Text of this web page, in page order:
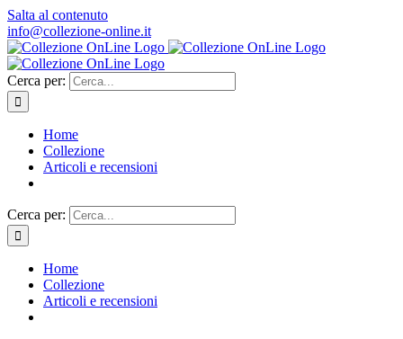
Salta al contenuto
info@collezione-online.it
Cerca per:
Home
Collezione
Articoli e recensioni
Cerca per:
Home
Collezione
Articoli e recensioni